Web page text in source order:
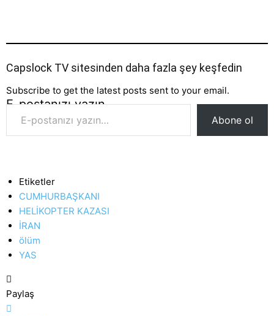
Capslock TV sitesinden daha fazla şey keşfedin
Subscribe to get the latest posts sent to your email.
E-postanızı yazın…
Abone ol
Etiketler
CUMHURBAŞKANI
HELİKOPTER KAZASI
İRAN
ölüm
YAS
Paylaş